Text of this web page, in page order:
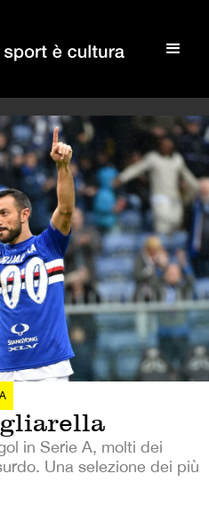
in Serie A, molti dei
Una selezione dei più